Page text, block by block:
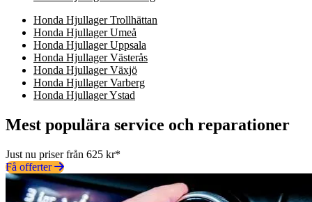
Honda Hjullager Trollhättan
Honda Hjullager Umeå
Honda Hjullager Uppsala
Honda Hjullager Västerås
Honda Hjullager Växjö
Honda Hjullager Varberg
Honda Hjullager Ystad
Mest populära service och reparationer
Just nu priser från 625 kr*
Få offerter